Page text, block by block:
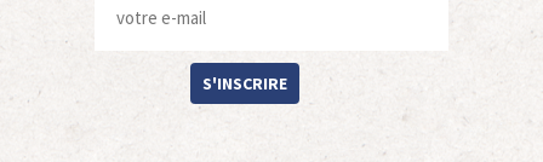
S'INSCRIRE